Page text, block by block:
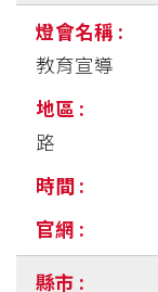
教育宣導
路